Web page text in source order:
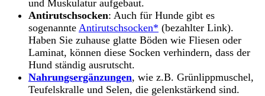
und Muskulatur aufgebaut.
Antirutschsocken: Auch für Hunde gibt es
sogenannte Antirutschsocken* (bezahlter Link).
Haben Sie zuhause glatte Böden wie Fliesen oder
Laminat, können diese Socken verhindern, dass der
Hund ständig ausrutscht.
Nahrungsergänzungen, wie z.B. Grünlippmuschel,
Teufelskralle und Selen, die gelenkstärkend sind.